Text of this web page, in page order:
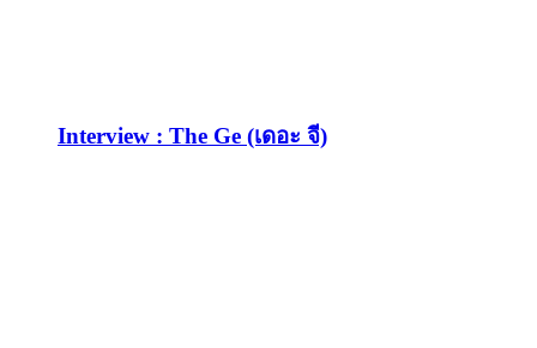
Interview : The Ge (เดอะ จี)